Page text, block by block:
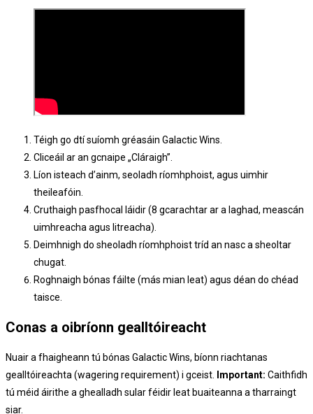
Téigh go dtí suíomh gréasáin Galactic Wins.
Cliceáil ar an gcnaipe „Cláraigh”.
Líon isteach d’ainm, seoladh ríomhphoist, agus uimhir
theileafóin.
Cruthaigh pasfhocal láidir (8 gcarachtar ar a laghad, meascán
uimhreacha agus litreacha).
Deimhnigh do sheoladh ríomhphoist tríd an nasc a sheoltar
chugat.
Roghnaigh bónas fáilte (más mian leat) agus déan do chéad
taisce.
Conas a oibríonn gealltóireacht
Nuair a fhaigheann tú bónas Galactic Wins, bíonn riachtanas
gealltóireachta (wagering requirement) i gceist.
Important: Caithfidh
tú méid áirithe a ghealladh sular féidir leat buaiteanna a tharraingt
siar.